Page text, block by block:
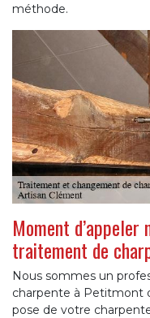
méthode.
Moment
traitement de
Nous sommes un
charpente à Petitmont
pose de votre